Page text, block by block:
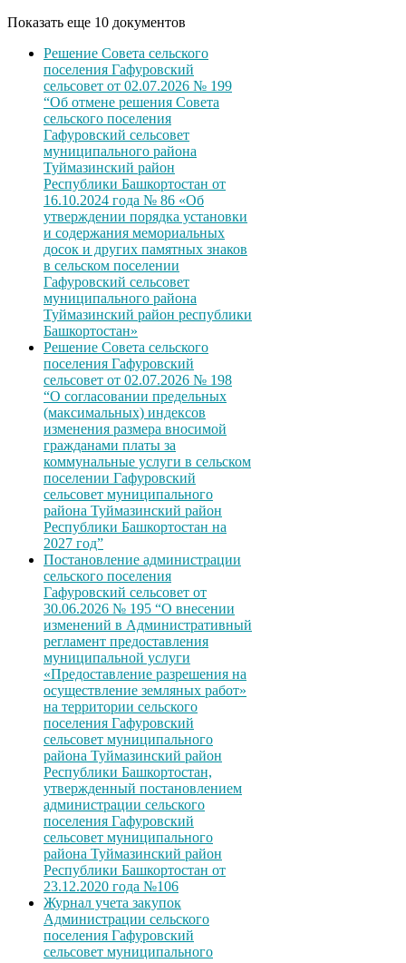
Показать еще 10 документов
Решение Совета сельского
поселения Гафуровский
сельсовет от 02.07.2026 № 199
“Об отмене решения Совета
сельского поселения
Гафуровский сельсовет
муниципального района
Туймазинский район
Республики Башкортостан от
16.10.2024 года № 86 «Об
утверждении порядка установки
и содержания мемориальных
досок и других памятных знаков
в сельском поселении
Гафуровский сельсовет
муниципального района
Туймазинский район республики
Башкортостан»
Решение Совета сельского
поселения Гафуровский
сельсовет от 02.07.2026 № 198
“О согласовании предельных
(максимальных) индексов
изменения размера вносимой
гражданами платы за
коммунальные услуги в сельском
поселении Гафуровский
сельсовет муниципального
района Туймазинский район
Республики Башкортостан на
2027 год”
Постановление администрации
сельского поселения
Гафуровский сельсовет от
30.06.2026 № 195 “О внесении
изменений в Административный
регламент предоставления
муниципальной услуги
«Предоставление разрешения на
осуществление земляных работ»
на территории сельского
поселения Гафуровский
сельсовет муниципального
района Туймазинский район
Республики Башкортостан,
утвержденный постановлением
администрации сельского
поселения Гафуровский
сельсовет муниципального
района Туймазинский район
Республики Башкортостан от
23.12.2020 года №106
Журнал учета закупок
Администрации сельского
поселения Гафуровский
сельсовет муниципального